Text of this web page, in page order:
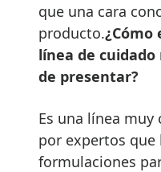
que una cara
producto.¿Cómo
línea de
de presentar?
Es una línea
por expertos que
formulaciones